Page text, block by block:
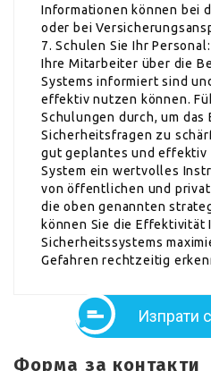
Informationen können bei
oder bei
7. Schulen Sie Ihr
Ihre Mitarbeiter über die
Systems informiert sind
effektiv nutzen können.
Schulungen durch, um
Sicherheitsfragen zu
gut geplantes und effektiv
System ein wertvolles
von öffentlichen und
die oben genannten
können Sie die Effektivität
Sicherheitssystems
Gefahren rechtzeitig
Изпрати
Форма за контакти